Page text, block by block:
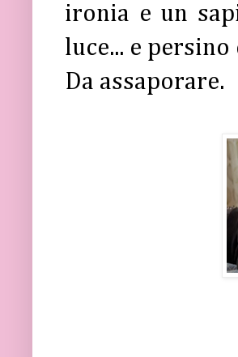
ironia e un
luce... e
Da assaporare.